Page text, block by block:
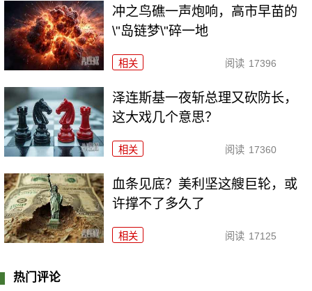
冲之鸟礁一声炮响，高市早苗的
\"岛链梦\"碎一地
相关 阅读 17396
泽连斯基一夜斩总理又砍防长，
这大戏几个意思？
相关 阅读 17360
血条见底？美利坚这艘巨轮，或
许撑不了多久了
相关 阅读 17125
热门评论